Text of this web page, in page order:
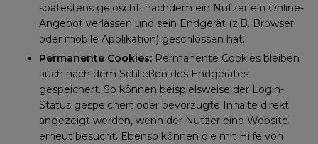
spätestens gelöscht, nachdem ein Nutzer ein Online-
Angebot verlassen und sein Endgerät (z.B. Browser
oder mobile Applikation) geschlossen hat.
Permanente Cookies: Permanente Cookies bleiben
auch nach dem Schließen des Endgerätes
gespeichert. So können beispielsweise der Login-
Status gespeichert oder bevorzugte Inhalte direkt
angezeigt werden, wenn der Nutzer eine Website
erneut besucht. Ebenso können die mit Hilfe von